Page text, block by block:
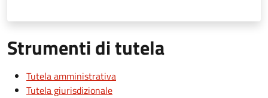
Strumenti di tutela
Tutela amministrativa
Tutela giurisdizionale